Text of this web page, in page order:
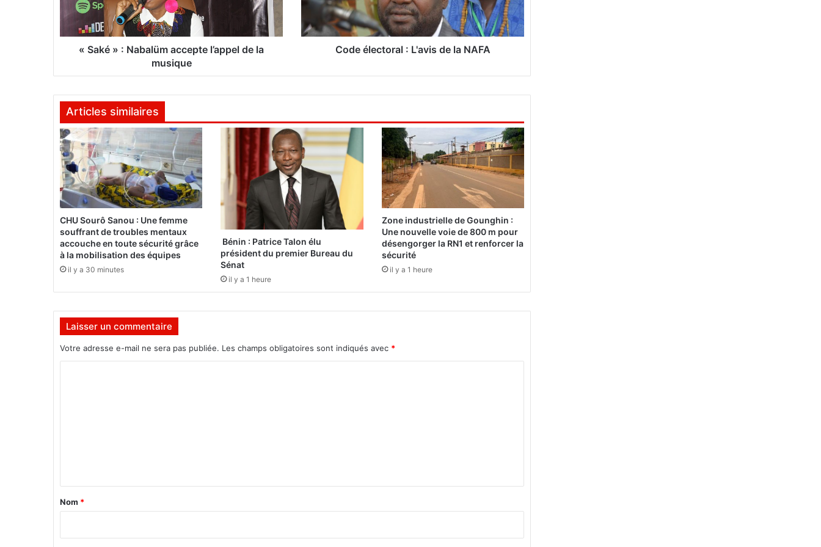
a
l
m
c
c
e
p
t
e
l
p
p
e
d
l
m
« Saké » : Nabalüm accepte l’appel de la
musique
c
t
a
'
a
v
i
d
a
N
A
Code électoral : L'avis de la NAFA
Articles similaires
CHU Sourô Sanou : Une femme
souffrant de troubles mentaux
accouche en toute sécurité grâce
à la mobilisation des équipes
il y a 30 minutes
Bénin : Patrice Talon élu
président du premier Bureau du
Sénat
il y a 1 heure
Zone industrielle de Gounghin :
Une nouvelle voie de 800 m pour
désengorger la RN1 et renforcer la
sécurité
il y a 1 heure
Laisser un commentaire
Votre adresse e-mail ne sera pas publiée. Les champs obligatoires sont indiqués avec *
a
Nom *